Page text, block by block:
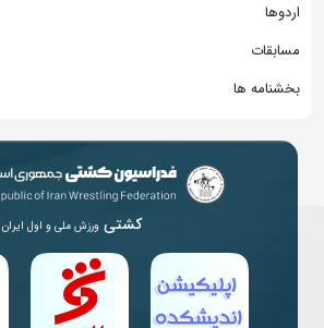
اردوها
مسابقات
بخشنامه ها
کشتی ورزش ملی و اول ایران